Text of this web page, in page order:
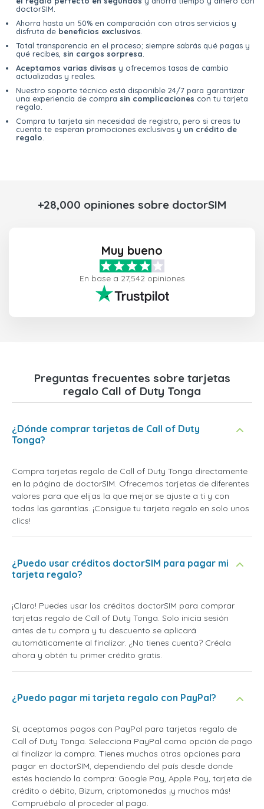
doctorSIM.
Ahorra hasta un 50% en comparación con otros servicios y
disfruta de beneficios exclusivos
Total transparencia en el proceso; siempre sabrás qué pagas y
qué recibes, sin cargos sorpresa
Aceptamos varias divisas y ofrecemos tasas de cambio
actualizadas y reales.
Nuestro soporte técnico está disponible 24/7 para garantizar
una experiencia de compra sin complicaciones con tu tarjeta
regalo.
Compra tu tarjeta sin necesidad de registro, pero si creas tu
cuenta te esperan promociones exclusivas y un crédito de
regalo
+28,000 opiniones sobre doctorSIM
Muy bueno
En base a 27,542 opiniones
Preguntas frecuentes sobre tarjetas
regalo Call of Duty Tonga
¿Dónde comprar tarjetas de Call of Duty
Tonga?
Compra tarjetas regalo de Call of Duty Tonga directamente
en la página de doctorSIM. Ofrecemos tarjetas de diferentes
valores para que elijas la que mejor se ajuste a ti y con
todas las garantías. ¡Consigue tu tarjeta regalo en solo unos
clics!
¿Puedo usar créditos doctorSIM para pagar mi
tarjeta regalo?
¡Claro! Puedes usar los créditos doctorSIM para comprar
tarjetas regalo de Call of Duty Tonga. Solo inicia sesión
antes de tu compra y tu descuento se aplicará
automáticamente al finalizar. ¿No tienes cuenta? Créala
ahora y obtén tu primer crédito gratis.
¿Puedo pagar mi tarjeta regalo con PayPal?
Sí, aceptamos pagos con PayPal para tarjetas regalo de
Call of Duty Tonga. Selecciona PayPal como opción de pago
al finalizar la compra. Tienes muchas otras opciones para
pagar en doctorSIM, dependiendo del país desde donde
estés haciendo la compra: Google Pay, Apple Pay, tarjeta de
crédito o débito, Bizum, criptomonedas ¡y muchos más!
Compruébalo al proceder al pago.